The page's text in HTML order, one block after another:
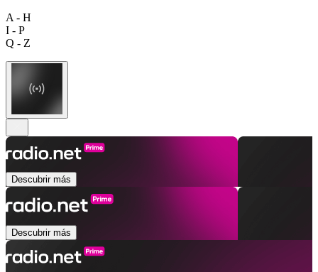
A - H
I - P
Q - Z
Descubrir más
Descubrir más